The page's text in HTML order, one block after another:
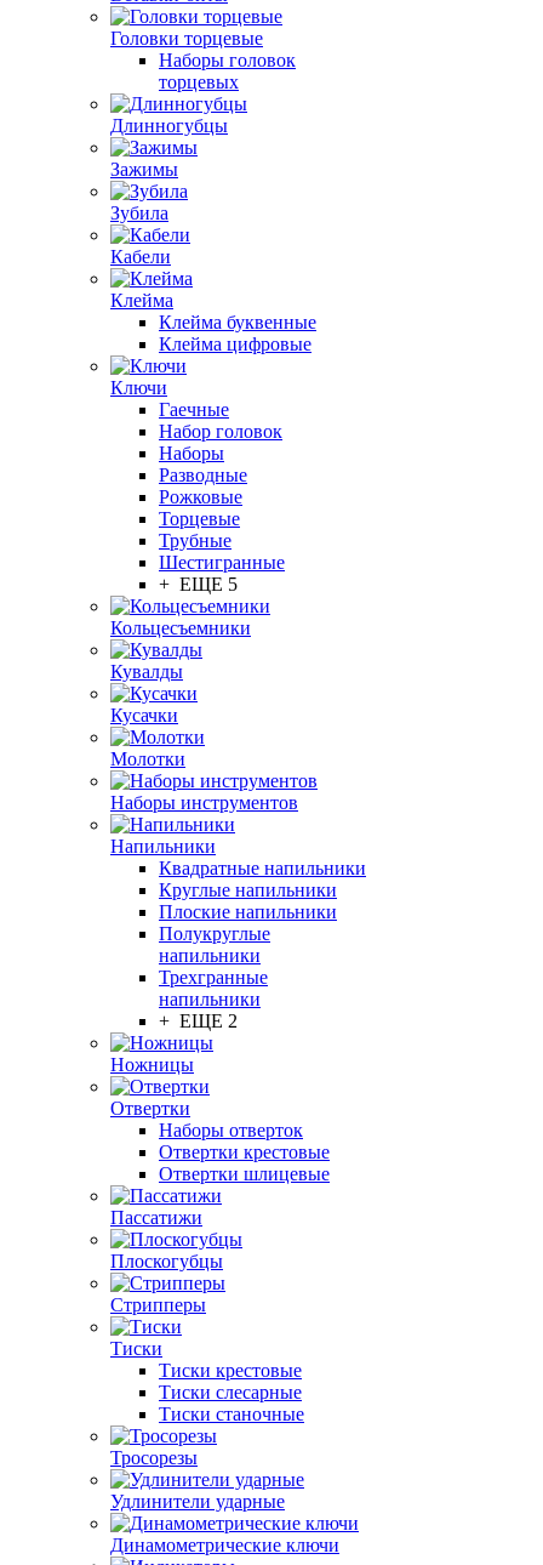
Головки торцевые
Наборы головок
торцевых
Длинногубцы
Зажимы
Зубила
Кабели
Клейма
Клейма буквенные
Клейма цифровые
Ключи
Гаечные
Набор головок
Наборы
Разводные
Рожковые
Торцевые
Трубные
Шестигранные
+ ЕЩЕ 5
Кольцесъемники
Кувалды
Кусачки
Молотки
Наборы инструментов
Напильники
Квадратные напильники
Круглые напильники
Плоские напильники
Полукруглые
напильники
Трехгранные
напильники
+ ЕЩЕ 2
Ножницы
Отвертки
Наборы отверток
Отвертки крестовые
Отвертки шлицевые
Пассатижи
Плоскогубцы
Стрипперы
Тиски
Тиски крестовые
Тиски слесарные
Тиски станочные
Тросорезы
Удлинители ударные
Динамометрические ключи